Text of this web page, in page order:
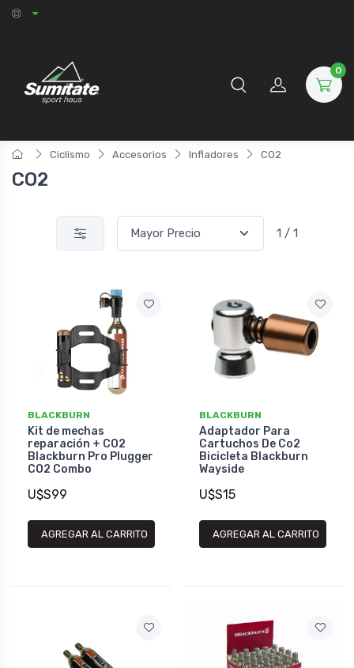
0
Ciclismo Accesorios Infladores CO2
CO2
1 / 1
BLACKBURN
Kit de mechas
reparación + CO2
Blackburn Pro Plugger
CO2 Combo
U$S99
AGREGAR AL CARRITO
BLACKBURN
Adaptador Para
Cartuchos De Co2
Bicicleta Blackburn
Wayside
U$S15
AGREGAR AL CARRITO